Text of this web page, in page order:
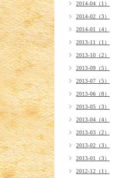
2014-04（1）
2014-02（3）
2014-01（4）
2013-11（1）
2013-10（2）
2013-09（5）
2013-07（5）
2013-06（8）
2013-05（3）
2013-04（4）
2013-03（2）
2013-02（3）
2013-01（3）
2012-12（1）